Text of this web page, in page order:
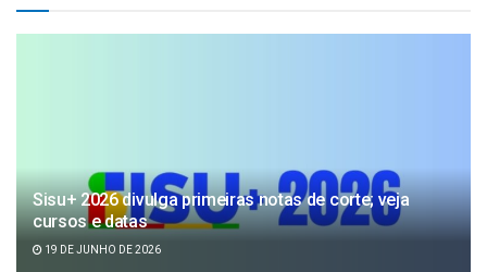
Sisu+ 2026 divulga primeiras notas de corte; veja
cursos e datas
19 DE JUNHO DE 2026